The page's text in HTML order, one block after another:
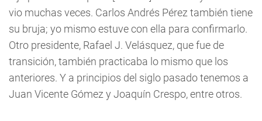
vio muchas veces. Carlos Andrés Pérez también tiene
su bruja; yo mismo estuve con ella para confirmarlo.
Otro presidente, Rafael J. Velásquez, que fue de
transición, también practicaba lo mismo que los
anteriores. Y a principios del siglo pasado tenemos a
Juan Vicente Gómez y Joaquín Crespo, entre otros.